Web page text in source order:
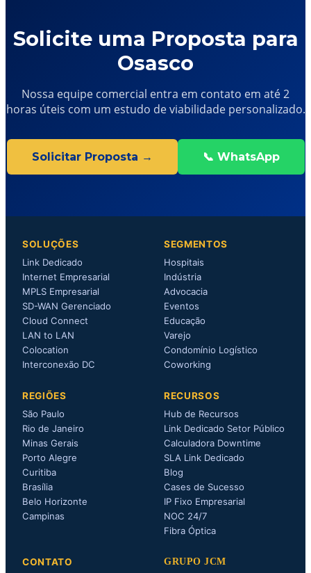
Solicite uma Proposta para
Osasco
Nossa equipe comercial entra em contato em até 2
horas úteis com um estudo de viabilidade personalizado.
Solicitar Proposta → 📞 WhatsApp
SOLUÇÕES
Link Dedicado
Internet Empresarial
MPLS Empresarial
SD-WAN Gerenciado
Cloud Connect
LAN to LAN
Colocation
Interconexão DC
SEGMENTOS
Hospitais
Indústria
Advocacia
Eventos
Educação
Varejo
Condomínio Logístico
Coworking
REGIÕES
São Paulo
Rio de Janeiro
Minas Gerais
Porto Alegre
Curitiba
Brasília
Belo Horizonte
Campinas
RECURSOS
Hub de Recursos
Link Dedicado Setor Público
Calculadora Downtime
SLA Link Dedicado
Blog
Cases de Sucesso
IP Fixo Empresarial
NOC 24/7
Fibra Óptica
CONTATO
GRUPO JCM